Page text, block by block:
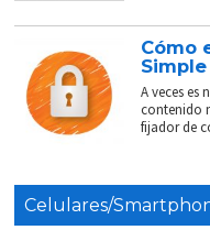
Cómo
Simple
A veces es
contenido
fijador de
Celulares/